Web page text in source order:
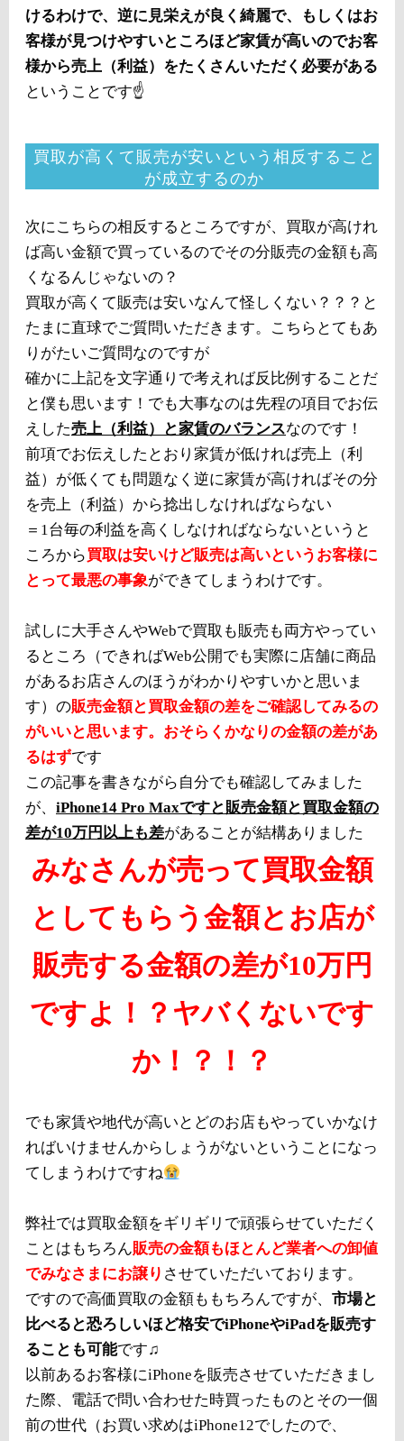
けるわけで、逆に見栄えが良く綺麗で、もしくはお
客様が見つけやすいところほど家賃が高いのでお客
様から売上（利益）をたくさんいただく必要がある
ということです☝️
買取が高くて販売が安いという相反すること
が成立するのか
次にこちらの相反するところですが、買取が高けれ
ば高い金額で買っているのでその分販売の金額も高
くなるんじゃないの？
買取が高くて販売は安いなんて怪しくない？？？と
たまに直球でご質問いただきます。こちらとてもあ
りがたいご質問なのですが
確かに上記を文字通りで考えれば反比例することだ
と僕も思います！でも大事なのは先程の項目でお伝
えした売上（利益）と家賃のバランスなのです！
前項でお伝えしたとおり家賃が低ければ売上（利
益）が低くても問題なく逆に家賃が高ければその分
を売上（利益）から捻出しなければならない
＝1台毎の利益を高くしなければならないというと
ころから買取は安いけど販売は高いというお客様に
とって最悪の事象ができてしまうわけです。
試しに大手さんやWebで買取も販売も両方やってい
るところ（できればWeb公開でも実際に店舗に商品
があるお店さんのほうがわかりやすいかと思いま
す）の販売金額と買取金額の差をご確認してみるの
がいいと思います。おそらくかなりの金額の差があ
るはずです
この記事を書きながら自分でも確認してみました
が、 iPhone14 Pro Maxですと販売金額と買取金額の
差が10万円以上も差があることが結構ありました
みなさんが売って買取金額
としてもらう金額とお店が
販売する金額の差が10万円
ですよ！？ヤバくないです
か！？！？
でも家賃や地代が高いとどのお店もやっていかなけ
ればいけませんからしょうがないということになっ
てしまうわけですね
弊社では買取金額をギリギリで頑張らせていただく
ことはもちろん販売の金額もほとんど業者への卸値
でみなさまにお譲り させていただいております。
ですので高価買取の金額ももちろんですが、 市場と
比べると恐ろしいほど格安でiPhoneやiPadを販売す
ることも可能です♫
以前あるお客様にiPhoneを販売させていただきまし
た際、電話で問い合わせた時買ったものとその一個
前の世代（お買い求めはiPhone12でしたので、